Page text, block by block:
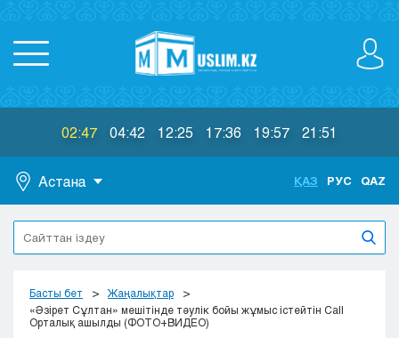
02:47 04:42 12:25 17:36 19:57 21:51
Астана
Астана
Алматы
Актобе
Атырау
Жезказган
ҚАЗ РУС QAZ
Басты бет
Жаңалықтар
«Әзірет Сұлтан» мешітінде тәулік бойы жұмыс істейтін Call
Орталық ашылды (ФОТО+ВИДЕО)